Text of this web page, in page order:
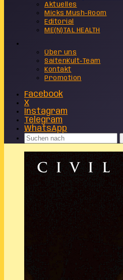
Aktuelles
Micks Mush-Room
Editorial
ME(N)TAL HEALTH
Über uns
SaitenKult-Team
Kontakt
Promotion
Facebook
X
Instagram
Telegram
WhatsApp